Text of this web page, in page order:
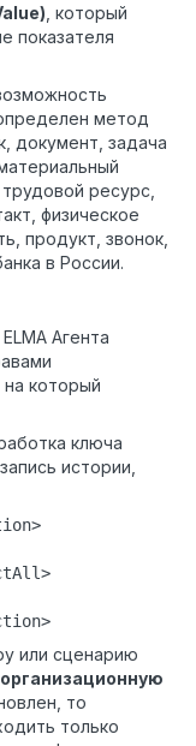
который
показателя
метод
документ, задача
ресурс,
физическое
продукт, звонок,
в России.
Агента
который
ключа
истории,
или сценарию
то
только